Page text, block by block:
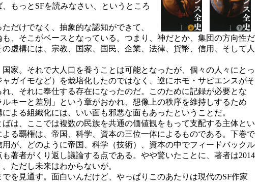
もっとSFを読みなさい、というところ
だけでなく、抽象的な認知ができて、
、そこがベースとなっている。つまり、神だとか、集団の方向性だ
虚構には、宗教、国家、国民、企業、法律、貨幣、信用、そして人
家。それで大人口を養うことは可能となったが、個々の人々にとっ
ガイモなど）を栽培化したのではなく、逆にホモ・サピエンスがそ
、それに奉仕する存在になったのだ。このために記録が必要とな
キーと差別」という章がおかれ、想像上の秩序を維持しするため
よる組織化には、いい面も邪悪な面もあったということだ。
は、ここでは複数の民族を共通の価値観をもって支配する主体とい
る覇権は、帝国、科学、資本の三位一体によるものである。下巻で
が、どのように帝国、科学（技術）、資本の中でフィードバックル
著者がくり返し議論する点である。やや驚いたことに、著者は2014
ただし未来はわからないが。
を見通す。面白いんだけど、やっぱりこのあたりは現代のSF作家